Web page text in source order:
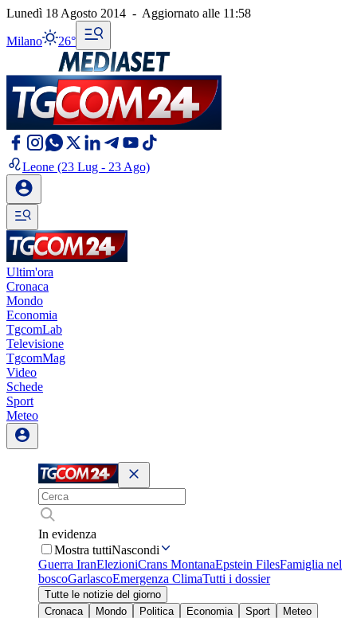
Lunedì 18 Agosto 2014 - Aggiornato alle 11:58
Milano 26°
Leone (23 Lug - 23 Ago)
Ultim'ora
Cronaca
Mondo
Economia
TgcomLab
Televisione
TgcomMag
Video
Schede
Sport
Meteo
In evidenza
Mostra tuttiNascondi
Guerra IranElezioniCrans MontanaEpstein FilesFamiglia nel
boscoGarlascoEmergenza ClimaTutti i dossier
Tutte le notizie del giorno
Cronaca
Mondo Politica Economia Sport
Meteo